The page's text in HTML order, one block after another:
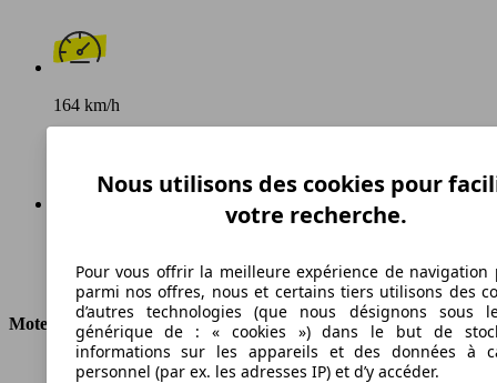
164 km/h
Carburant
Moteur et Puissance
KW (CH)
77 kW (105 PS)
Nous utilisons des cookies pour
votre recherche.
Pour vous offrir la meilleure expérience de navigation
parmi nos offres, nous et certains tiers utilisons des
d’autres technologies (que nous désignons sous
générique de : « cookies ») dans le but de
informations sur les appareils et des données à
personnel (par ex. les adresses IP) et d’y accéder.